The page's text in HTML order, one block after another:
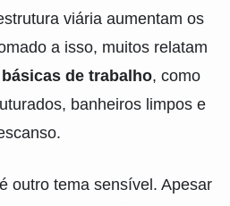
viária aumentam os
a isso, muitos relatam
de trabalho, como
banheiros limpos e
outro tema sensível. Apesar